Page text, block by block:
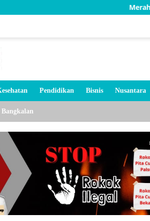
Merah Putih Menyala
Pendidikan Bisnis Nusantara
Bangkalan